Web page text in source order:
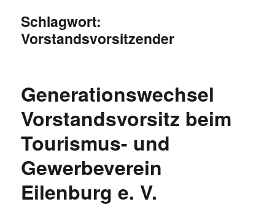
Schlagwort:
Vorstandsvorsitzender
Generationswechsel
Vorstandsvorsitz beim
Tourismus- und
Gewerbeverein
Eilenburg e. V.